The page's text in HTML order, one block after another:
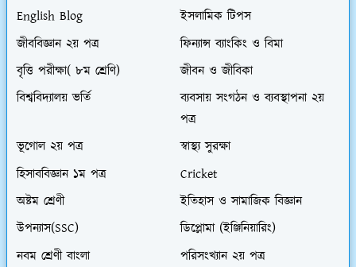
English Blog
ইসলামিক টিপস
জীববিজ্ঞান ২য় পত্র
ফিন্যান্স ব্যাংকিং ও বিমা
বৃত্তি পরীক্ষা( ৮ম শ্রেণি)
জীবন ও জীবিকা
বিশ্ববিদ্যালয় ভর্তি
ব্যবসায় সংগঠন ও ব্যবস্থাপনা ২য়
পত্র
ভূগোল ২য় পত্র
স্বাস্থ্য সুরক্ষা
হিসাববিজ্ঞান ১ম পত্র
Cricket
অষ্টম শ্রেণী
ইতিহাস ও সামাজিক বিজ্ঞান
উপন্যাস(SSC)
ডিপ্লোমা (ইঞ্জিনিয়ারিং)
নবম শ্রেণী বাংলা
পরিসংখ্যান ২য় পত্র